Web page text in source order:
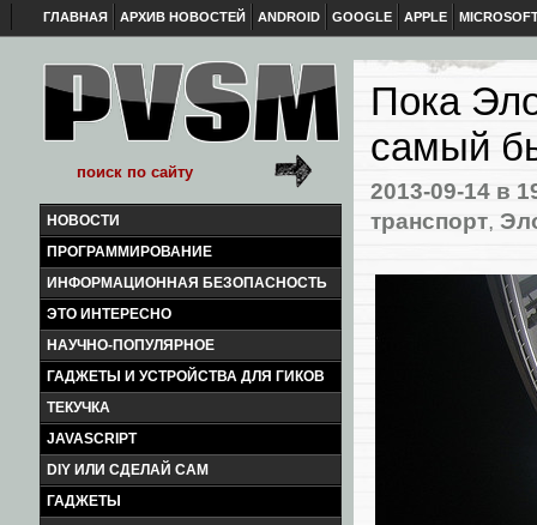
ГЛАВНАЯ АРХИВ НОВОСТЕЙ ANDROID GOOGLE APPLE
НОВОСТИ
ПРОГРАММИРОВАНИЕ
ИНФОРМАЦИОННАЯ БЕЗОПАСНОСТЬ
ЭТО ИНТЕРЕСНО
НАУЧНО-ПОПУЛЯРНОЕ
ГАДЖЕТЫ И УСТРОЙСТВА ДЛЯ ГИКОВ
ТЕКУЧКА
JAVASCRIPT
DIY ИЛИ СДЕЛАЙ САМ
ГАДЖЕТЫ
Пока
самый
2013-09-14 в
транспорт,